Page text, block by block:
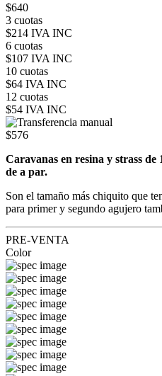
$640
3 cuotas
$214 IVA INC
6 cuotas
$107 IVA INC
10 cuotas
$64 IVA INC
12 cuotas
$54 IVA INC
$576
Caravanas en resina y strass de
de a par.
Son el tamaño más chiquito que
para primer y segundo agujero
PRE-VENTA
Color